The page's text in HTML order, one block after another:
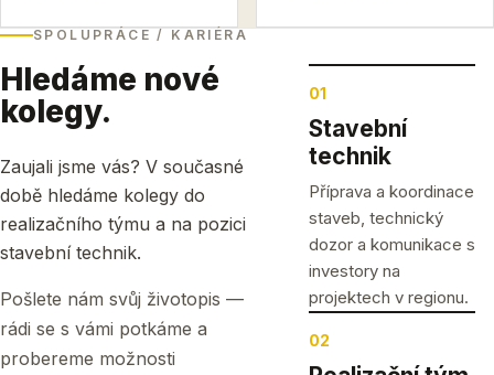
SPOLUPRÁCE / KARIÉRA
Hledáme nové
kolegy.
Zaujali jsme vás? V současné
době hledáme kolegy do
realizačního týmu a na pozici
stavební technik.
Pošlete nám svůj životopis —
rádi se s vámi potkáme a
probereme možnosti
01
Stavební
technik
Příprava a koordinace
staveb, technický
dozor a komunikace s
investory na
projektech v regionu.
02